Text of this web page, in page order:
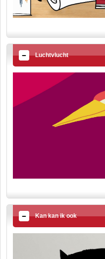
Luchtvlucht
Kan kan ik ook